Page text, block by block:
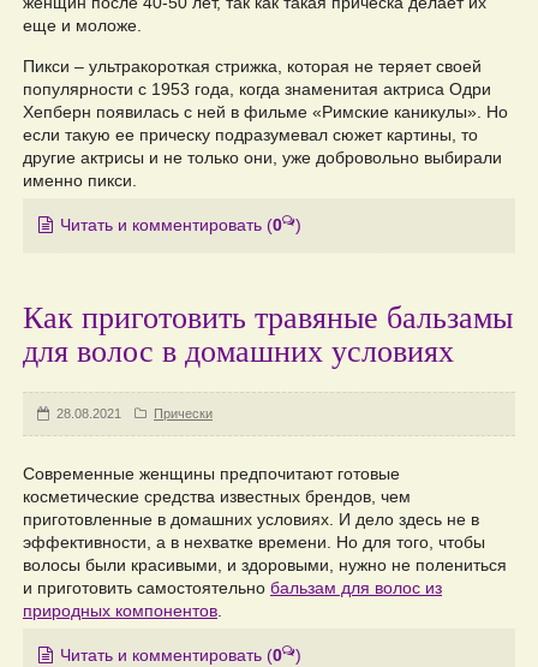
еще и моложе.
Пикси – ультракороткая стрижка, которая не теряет своей
популярности с 1953 года, когда знаменитая актриса Одри
Хепберн появилась с ней в фильме «Римские каникулы». Но
если такую ее прическу подразумевал сюжет картины, то
другие актрисы и не только они, уже добровольно выбирали
именно пикси.
Читать и комментировать (0 )
Как приготовить травяные бальзамы
для волос в домашних условиях
28.08.2021 Прически
Современные женщины предпочитают готовые
косметические средства известных брендов, чем
приготовленные в домашних условиях. И дело здесь не в
эффективности, а в нехватке времени. Но для того, чтобы
волосы были красивыми, и здоровыми, нужно не полениться
и приготовить самостоятельно бальзам для волос из
природных компонентов.
Читать и комментировать (0 )